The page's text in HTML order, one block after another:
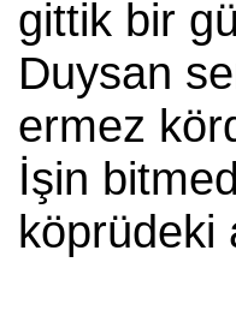
gittik bir
Duysan
ermez
İşin
köprüdeki